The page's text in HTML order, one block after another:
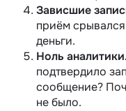
Зависшие
приём
деньги.
Ноль
подтвердило
сообщение?
не было.